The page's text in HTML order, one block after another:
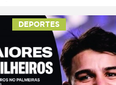
DEPORTES